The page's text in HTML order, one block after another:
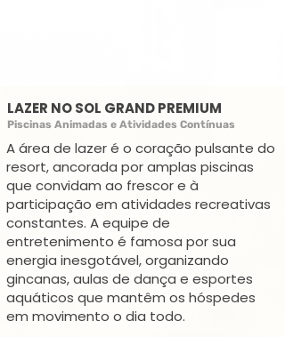
LAZER NO SOL GRAND PREMIUM
Piscinas Animadas e Atividades Contínuas
A área de lazer é o coração pulsante do
resort, ancorada por amplas piscinas
que convidam ao frescor e à
participação em atividades recreativas
constantes. A equipe de
entretenimento é famosa por sua
energia inesgotável, organizando
gincanas, aulas de dança e esportes
aquáticos que mantêm os hóspedes
em movimento o dia todo.